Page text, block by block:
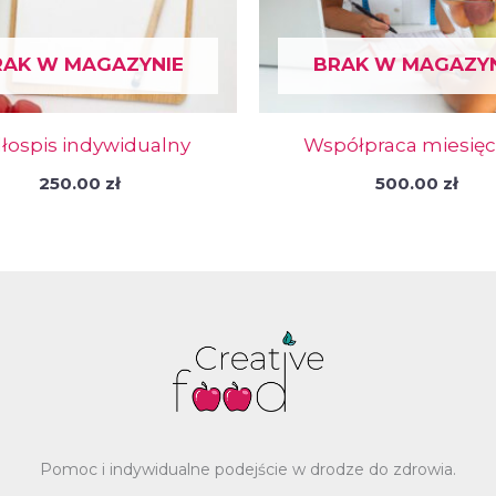
W MAGAZYNIE
indywidualny
250.00 zł
BRAK W
Współpraca
500.00 zł
Pomoc i indywidualne podejście w drodze do zdrowia.